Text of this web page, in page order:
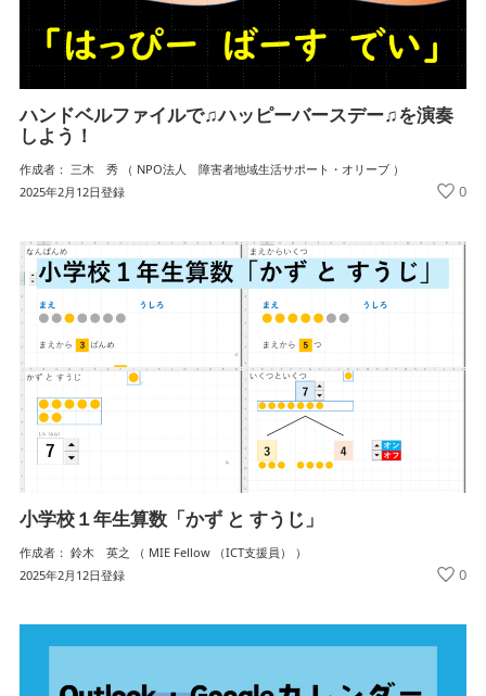
ハンドベルファイルで♫ハッピーバースデー♫を演奏
しよう！
作成者： 三木 秀 （ NPO法人 障害者地域生活サポート・オリーブ ）
2025年2月12日登録
0
小学校１年生算数「かず と すうじ」
作成者： 鈴木 英之 （ MIE Fellow （ICT支援員） ）
2025年2月12日登録
0